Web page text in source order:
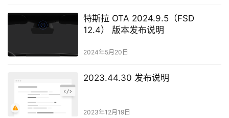
特斯拉 OTA 2024.9.5（FSD
12.4） 版本发布说明
2024年5月20日
2023.44.30 发布说明
2023年12月19日